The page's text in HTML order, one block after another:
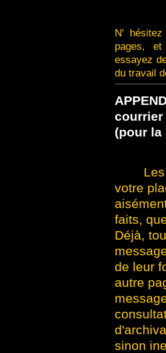
N'
pages,
essayez
du travail
courrier
(pour
votre
faits,
Déjà,
de leur
autre
sinon